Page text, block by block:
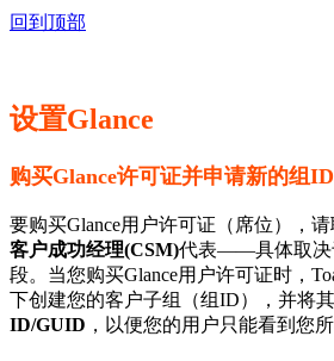
回到顶部
设置Glance
购买Glance许可证并申请新的组ID
要购买Glance用户许可证（席位），
客户成功经理(CSM)代表——具体取决
段。当您购买Glance用户许可证时，
下创建您的客户子组（组ID），并将
ID/GUID ，以便您的用户只能看到您